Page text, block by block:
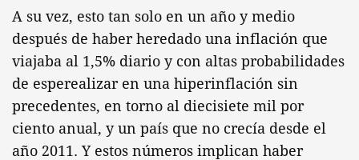
A su vez, esto tan solo en un año y medio
después de haber heredado una inflación que
viajaba al 1,5% diario y con altas probabilidades
de esperealizar en una hiperinflación sin
precedentes, en torno al diecisiete mil por
ciento anual, y un país que no crecía desde el
año 2011. Y estos números implican haber